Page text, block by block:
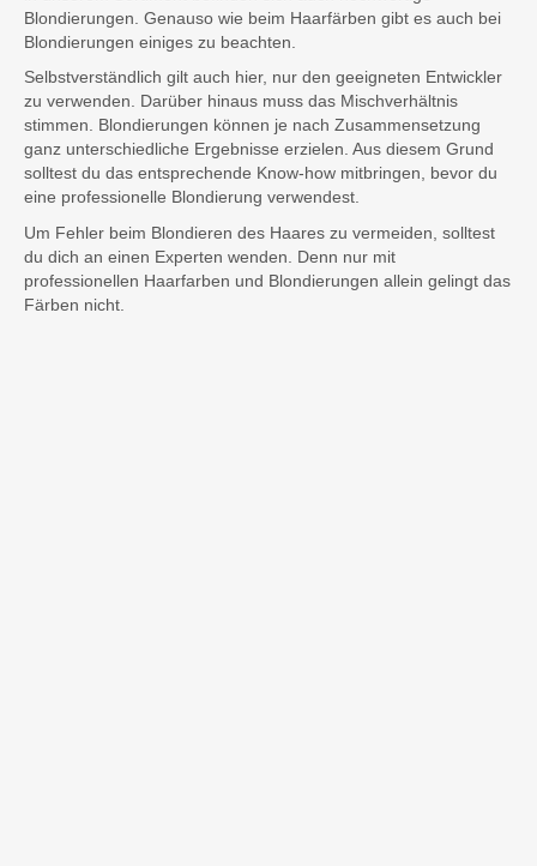
Blondierungen. Genauso wie beim Haarfärben gibt es auch bei
Blondierungen einiges zu beachten.
Selbstverständlich gilt auch hier, nur den geeigneten Entwickler
zu verwenden. Darüber hinaus muss das Mischverhältnis
stimmen. Blondierungen können je nach Zusammensetzung
ganz unterschiedliche Ergebnisse erzielen. Aus diesem Grund
solltest du das entsprechende Know-how mitbringen, bevor du
eine professionelle Blondierung verwendest.
Um Fehler beim Blondieren des Haares zu vermeiden, solltest
du dich an einen Experten wenden. Denn nur mit
professionellen Haarfarben und Blondierungen allein gelingt das
Färben nicht.